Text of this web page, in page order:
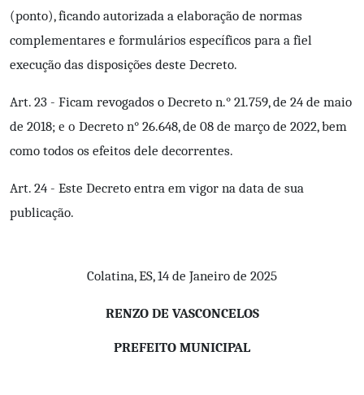
(ponto), ficando autorizada a elaboração de normas
complementares e formulários específicos para a fiel
execução das disposições deste Decreto.
Art. 23 - Ficam revogados o Decreto n.° 21.759, de 24 de maio
de 2018; е о Decreto n° 26.648, de 08 de março de 2022, bem
como todos os efeitos dele decorrentes.
Art. 24 - Este Decreto entra em vigor na data de sua
publicação.
Colatina, ES, 14 de Janeiro de 2025
RENZO DE VASCONCELOS
PREFEITO MUNICIPAL